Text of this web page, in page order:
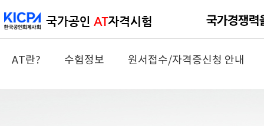
AT란? 수험정보 원서접수/자격증신청 안내